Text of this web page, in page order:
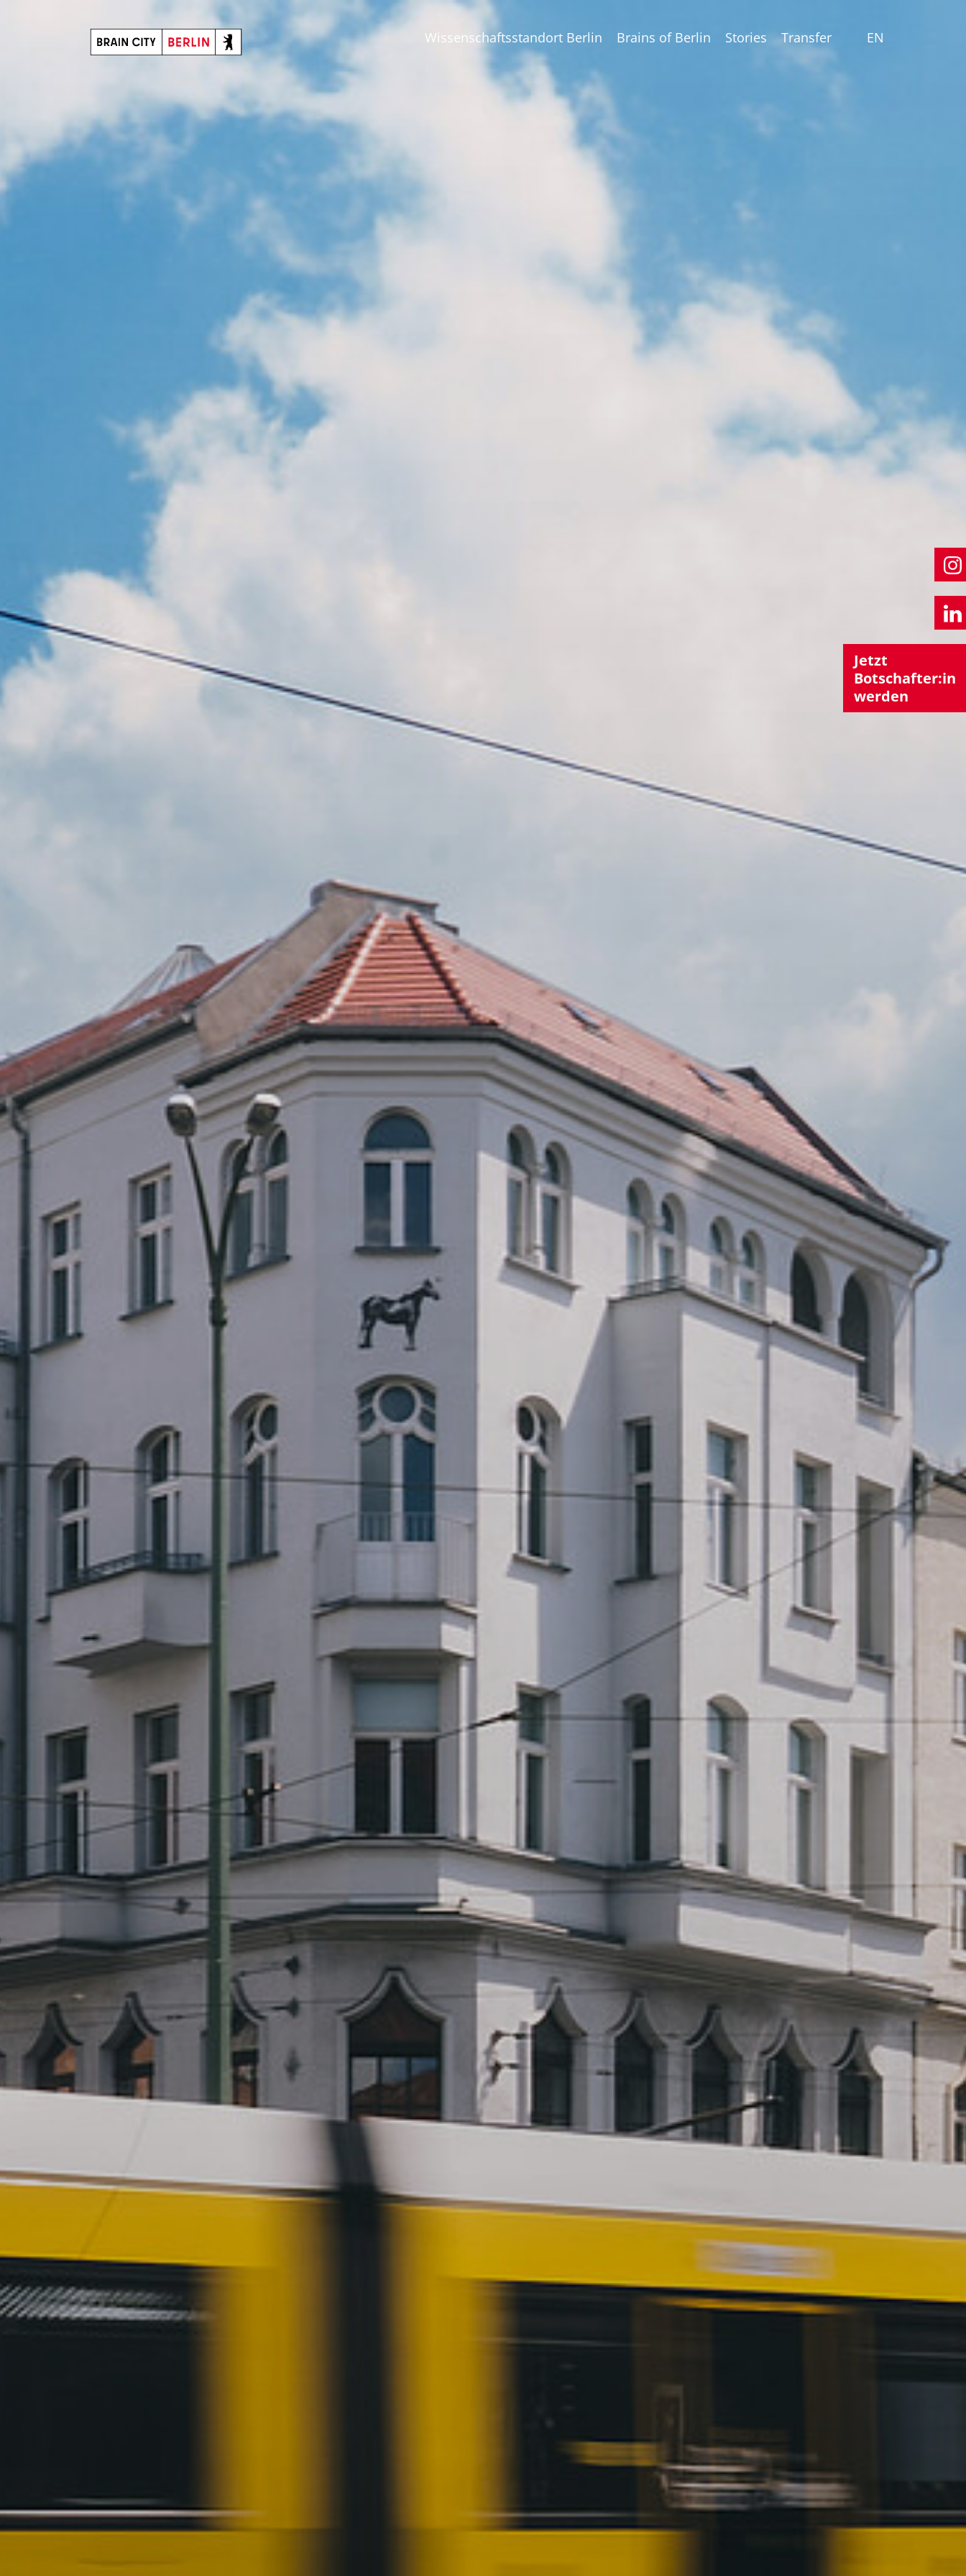
Wissenschaftsstandort Berlin Brains of Berlin Stories Transfer EN
Jetzt
Botschafter:in
werden